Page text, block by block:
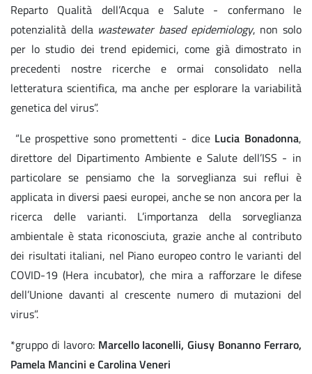
Reparto Qualità dell’Acqua e Salute - confermano le
potenzialità della wastewater based epidemiology, non solo
per lo studio dei trend epidemici, come già dimostrato in
precedenti nostre ricerche e ormai consolidato nella
letteratura scientifica, ma anche per esplorare la variabilità
genetica del virus”.
“Le prospettive sono promettenti - dice Lucia Bonadonna,
direttore del Dipartimento Ambiente e Salute dell’ISS - in
particolare se pensiamo che la sorveglianza sui reflui è
applicata in diversi paesi europei, anche se non ancora per la
ricerca delle varianti. L’importanza della sorveglianza
ambientale è stata riconosciuta, grazie anche al contributo
dei risultati italiani, nel Piano europeo contro le varianti del
COVID-19 (Hera incubator), che mira a rafforzare le difese
dell’Unione davanti al crescente numero di mutazioni del
virus”.
*gruppo di lavoro: Marcello Iaconelli, Giusy Bonanno Ferraro,
Pamela Mancini e Carolina Veneri